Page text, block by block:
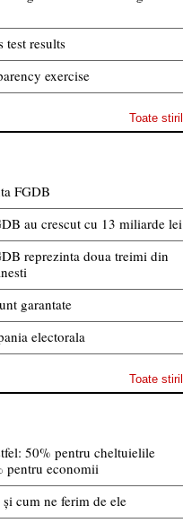
test results
exercise
Toate
FGDB
au crescut cu 13 miliarde lei
reprezinta doua treimi din
garantate
electorala
Toate
50% pentru cheltuielile
pentru economii
cum ne ferim de ele